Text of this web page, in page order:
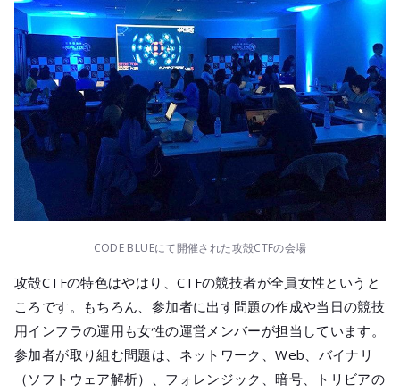
CODE BLUEにて開催された攻殻CTFの会場
攻殻CTFの特色はやはり、CTFの競技者が全員女性というと
ころです。もちろん、参加者に出す問題の作成や当日の競技
用インフラの運用も女性の運営メンバーが担当しています。
参加者が取り組む問題は、ネットワーク、Web、バイナリ
（ソフトウェア解析）、フォレンジック、暗号、トリビアの